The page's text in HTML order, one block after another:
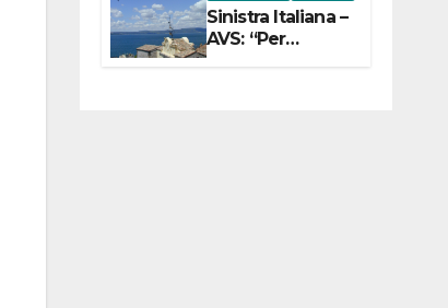
Sinistra Italiana –
AVS: “Per
Anguillara